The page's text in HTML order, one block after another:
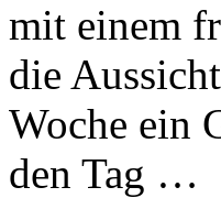
mit einem
die
Woche ein
den Tag …